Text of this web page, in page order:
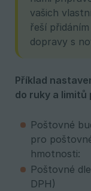
vašich
řeší
dopravy s
Příklad
do ruky a limitů
Poštovné
pro
hmotnosti:
Poštovné
DPH)